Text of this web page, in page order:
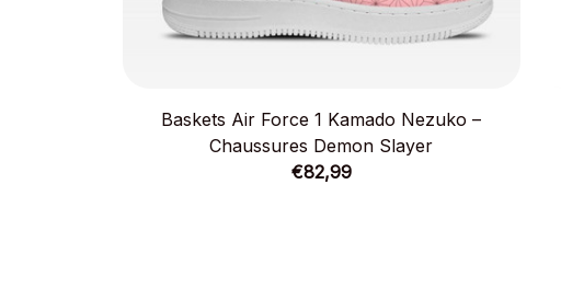
Baskets Air Force 1 Kamado Nezuko –
Chaussures Demon Slayer
€82,99